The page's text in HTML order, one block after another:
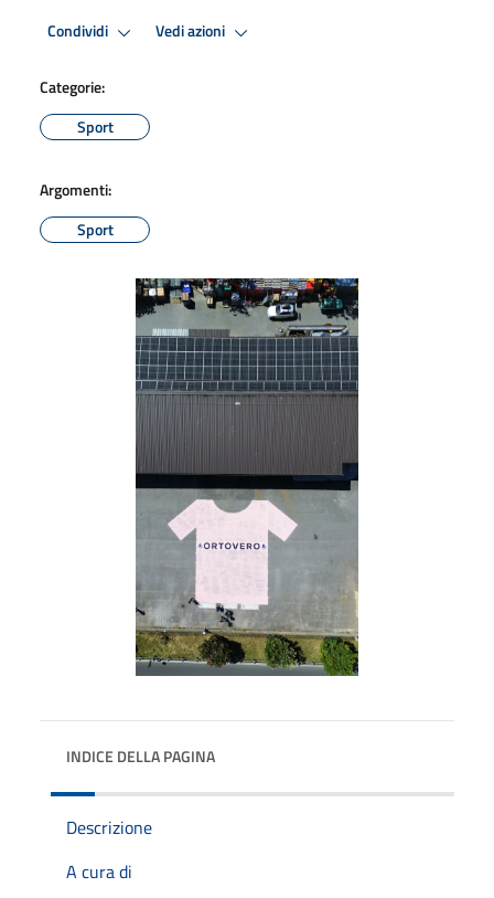
Condividi Vedi azioni
Categorie:
Sport
Argomenti:
Sport
INDICE DELLA PAGINA
Descrizione
A cura di